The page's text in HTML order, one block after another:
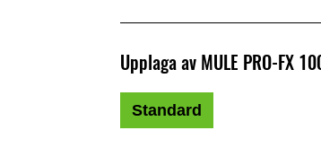
Upplaga av MULE PRO-FX
Standard